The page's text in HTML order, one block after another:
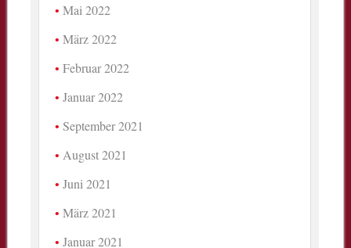
Mai 2022
März 2022
Februar 2022
Januar 2022
September 2021
August 2021
Juni 2021
März 2021
Januar 2021